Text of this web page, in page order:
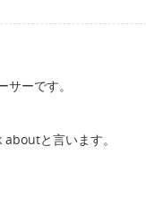
ーです。
と言います。